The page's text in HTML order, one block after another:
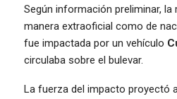
Según información preliminar, la
manera extraoficial como de
fue impactada por un vehículo
circulaba sobre el bulevar.
La fuerza del impacto proyectó